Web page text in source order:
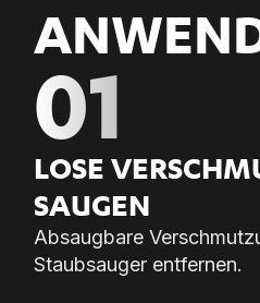
01
LOSE
SAU­GEN
Absaugbare
Staubsauger entfernen.